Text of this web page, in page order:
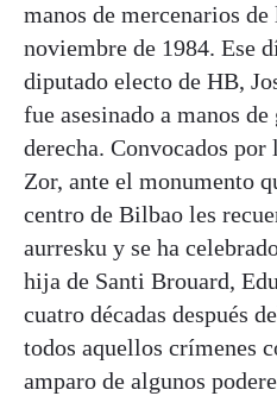
manos de mercenarios
noviembre de 1984. Ese
diputado electo de HB,
fue asesinado a manos
derecha. Convocados
Zor, ante el monumento
centro de Bilbao les
aurresku y se ha
hija de Santi Brouard,
cuatro décadas después
todos aquellos crímenes
amparo de algunos